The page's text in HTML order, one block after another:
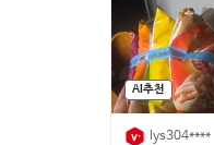
AI추천
lys304****